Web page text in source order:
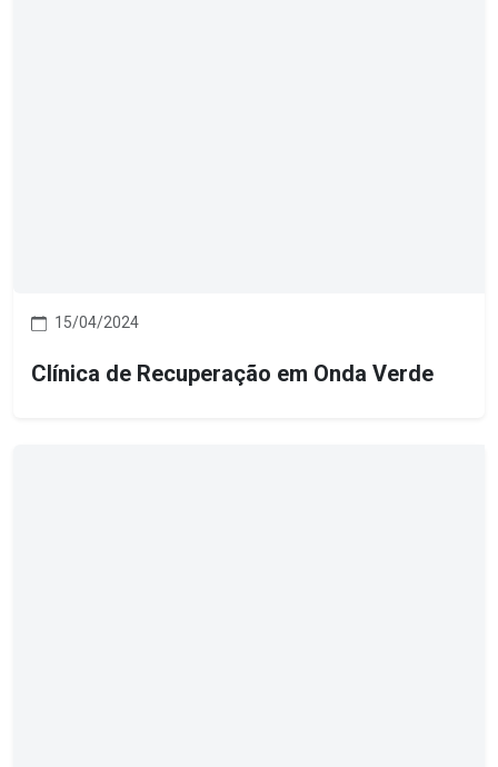
15/04/2024
Clínica de Recuperação em Onda Verde